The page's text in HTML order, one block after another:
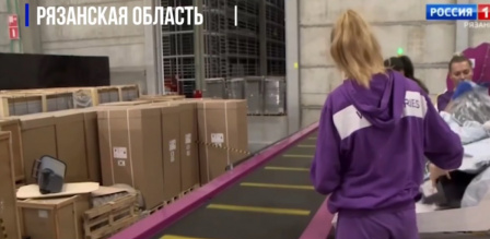
Перейти к основному содержанию